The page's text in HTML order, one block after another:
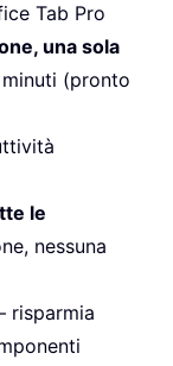
Tab Pro
una sola
(pronto
le
nessuna
risparmia